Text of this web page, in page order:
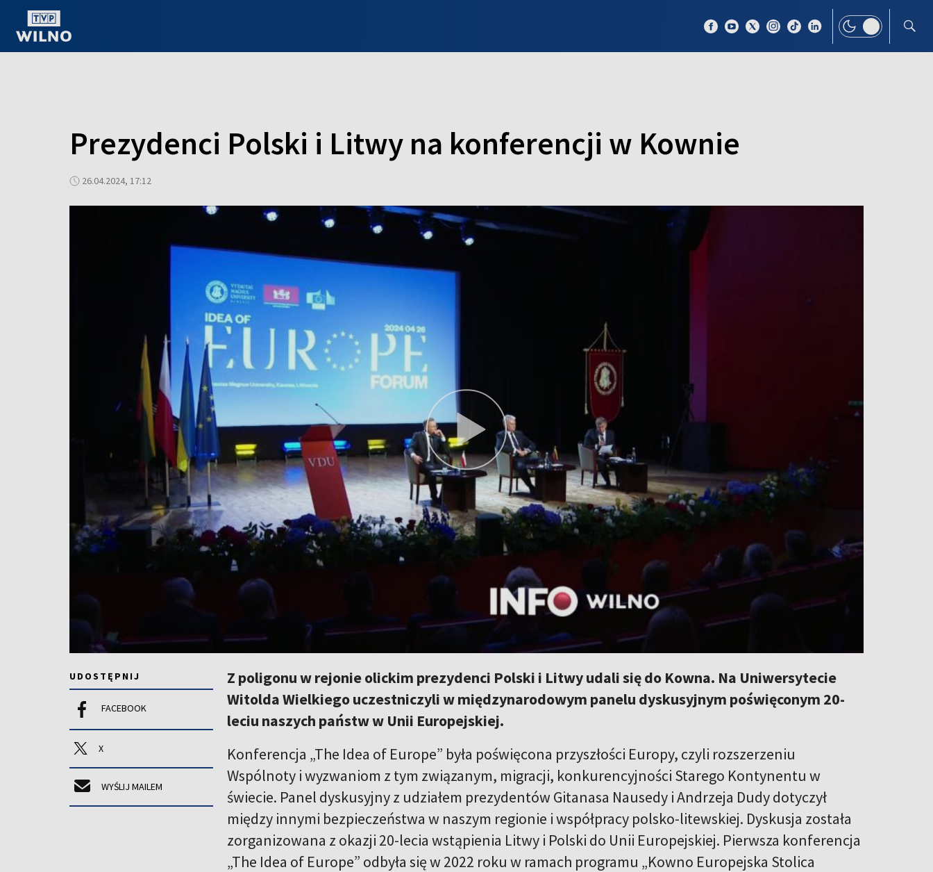
Prezydenci Polski i Litwy na konferencji w Kownie
26.04.2024, 17:12
UDOSTĘPNIJ
FACEBOOK
X
WYŚLIJ MAILEM
Z poligonu w rejonie olickim prezydenci Polski i Litwy udali się do Kowna. Na Uniwersytecie
Witolda Wielkiego uczestniczyli w międzynarodowym panelu dyskusyjnym poświęconym 20-
leciu naszych państw w Unii Europejskiej.
Konferencja „The Idea of Europe” była poświęcona przyszłości Europy, czyli rozszerzeniu
Wspólnoty i wyzwaniom z tym związanym, migracji, konkurencyjności Starego Kontynentu w
świecie. Panel dyskusyjny z udziałem prezydentów Gitanasa Nausedy i Andrzeja Dudy dotyczył
między innymi bezpieczeństwa w naszym regionie i współpracy polsko-litewskiej. Dyskusja została
zorganizowana z okazji 20-lecia wstąpienia Litwy i Polski do Unii Europejskiej. Pierwsza konferencja
„The Idea of Europe” odbyła się w 2022 roku w ramach programu „Kowno Europejska Stolica